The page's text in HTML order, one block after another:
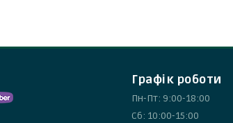
Графік роботи
Пн-Пт: 9:00-18:00
Сб: 10:00-15:00